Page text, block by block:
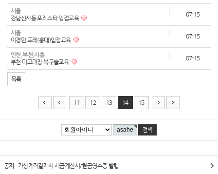
서울
강남신사동 포레스타 입점교육
07-15
서울
이경민 포레(홍대)입점교육
07-15
인천,부천,시흥
부천 미고미장 복구술교육
07-15
목록
11 12 13 14 15
공지 가상계좌결제시 세금계산서/현금영수증 발행